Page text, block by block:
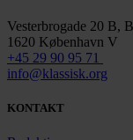
Vesterbrogade 20 B,
1620 København V
+45 29 90 95 71
info@klassisk.org
KONTAKT